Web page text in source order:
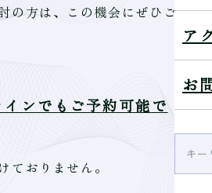
ア
お
の方は、この機会にぜひご相
ンでもご予約可能で
おりません。